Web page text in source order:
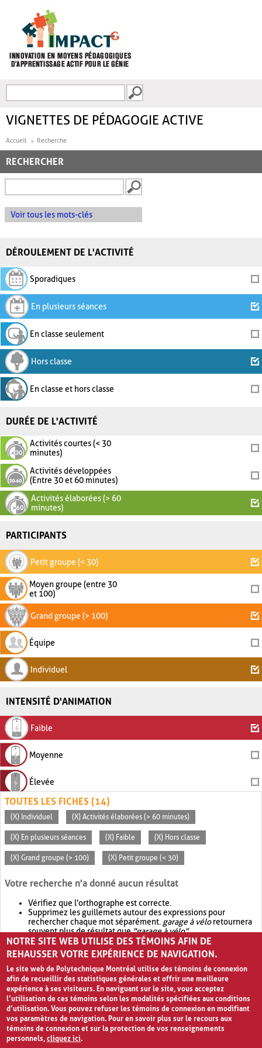
FORMULAIRE DE
VIGNETTES DE PÉDAGOGIE ACTIVE
Accueil Recherche
RECHERCHER
Voir tous les mots-clés
DÉROULEMENT DE L'ACTIVITÉ
Sporadiques
En plusieurs séances
En classe seulement
Hors classe
En classe et hors classe
DURÉE DE L'ACTIVITÉ
Activités courtes (< 30
minutes)
Activités développées
(Entre 30 et 60 minutes)
Activités élaborées (> 60
minutes)
PARTICIPANTS
Petit groupe (< 30)
Moyen groupe (entre 30
et 100)
Grand groupe (> 100)
Équipe
Individuel
INTENSITÉ D'ANIMATION
Faible
Moyenne
Élevée
TOUTES LES FICHES (14)
(X) Individuel (X) Activités élaborées (> 60 minutes)
(X) En plusieurs séances (X) Faible (X) Hors classe
(X) Grand groupe (> 100) (X) Petit groupe (< 30)
Votre recherche n'a donné aucun résultat
Vérifiez que l'orthographe est correcte.
Supprimez les guillemets autour des expressions pour
rechercher chaque mot séparément. garage à véloretournera
souvent plus de résultat que"garage à vélo".
Envisagez d'élargir votre recherche avec OR.garage OR vélo
retournera souvent plus de résultat quegarage à vélo
NOTRE SITE WEB UTILISE DES TÉMOINS AFIN DE
REHAUSSER VOTRE EXPÉRIENCE DE NAVIGATION.
Le site web de Polytechnique Montréal utilise des témoins de connexion
afin de recueillir des statistiques générales et offrir une meilleure
expérience à ses visiteurs. En naviguant sur le site, vous acceptez
l’utilisation de ces témoins selon les modalités spécifiées aux conditions
d’utilisation. Vous pouvez refuser les témoins de connexion en modifiant
vos paramètres de navigation. Pour en savoir plus sur le recours aux
témoins de connexion et sur la protection de vos renseignements
personnels,cliquez ici.